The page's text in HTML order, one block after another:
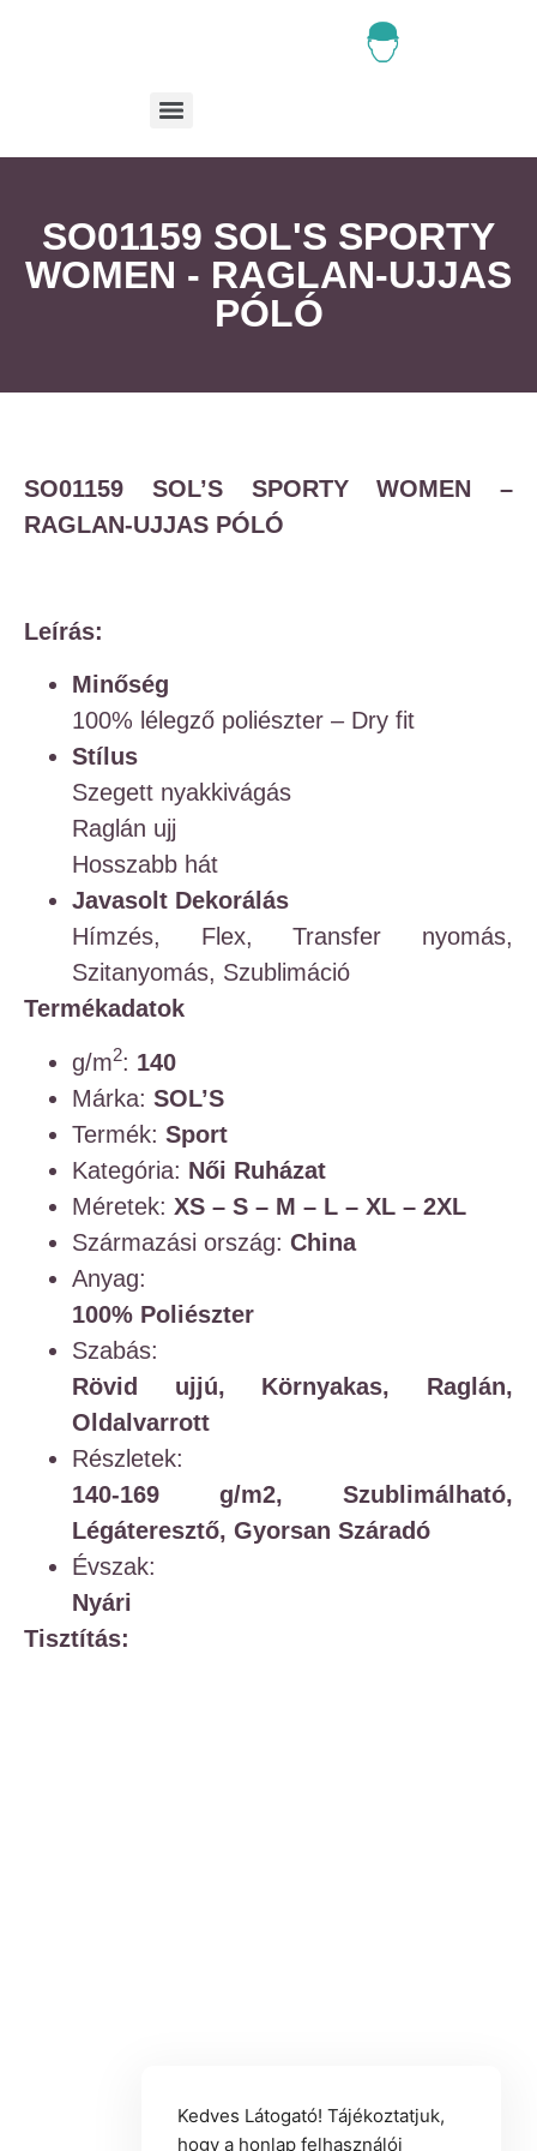
SO01159 SOL'S SPORTY
WOMEN - RAGLAN-UJJAS
PÓLÓ
SO01159 SOL’S SPORTY WOMEN –
RAGLAN-UJJAS PÓLÓ
Leírás:
Minőség
100% lélegző poliészter – Dry fit
Stílus
Szegett nyakkivágás
Raglán ujj
Hosszabb hát
Javasolt Dekorálás
Hímzés, Flex, Transfer nyomás,
Szitanyomás, Szublimáció
Termékadatok
g/m2: 140
Márka: SOL’S
Termék: Sport
Kategória: Női Ruházat
Méretek: XS – S – M – L – XL – 2XL
Származási ország: China
Anyag:
100% Poliészter
Szabás:
Rövid ujjú, Környakas, Raglán,
Oldalvarrott
Részletek:
140-169 g/m2, Szublimálható,
Légáteresztő, Gyorsan Száradó
Évszak:
Nyári
Tisztítás:
Kedves Látogató! Tájékoztatjuk,
hogy a honlap felhasználói